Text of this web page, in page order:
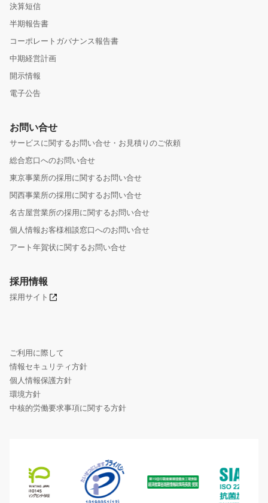
決算短信
半期報告書
コーポレートガバナンス報告書
中期経営計画
開示情報
電子公告
お問い合せ
サービスに関するお問い合せ・お見積りのご依頼
総合窓口へのお問い合せ
東京事業所の採用に関するお問い合せ
関西事業所の採用に関するお問い合せ
名古屋営業所の採用に関するお問い合せ
個人情報お客様相談窓口へのお問い合せ
アート年賀状に関するお問い合せ
採用情報
採用サイト
ご利用に際して
情報セキュリティ方針
個人情報保護方針
環境方針
中核的労働要求事項に関する方針